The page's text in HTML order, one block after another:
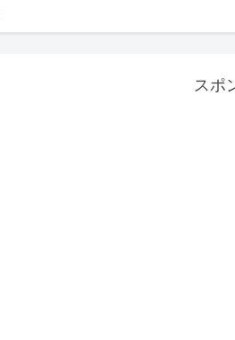
スポ